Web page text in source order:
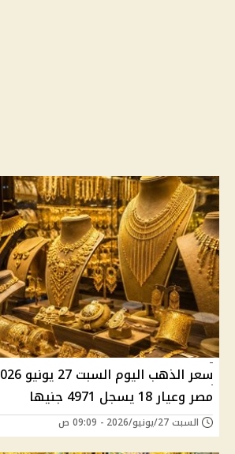
مصر وعيار 18 يسجل 4971 جنيها
السبت 27/يونيو/2026 - 09:09 ص